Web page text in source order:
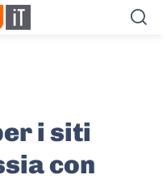
i siti
con